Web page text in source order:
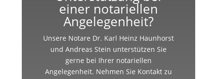
einer notariellen
Angelegenheit?
Unsere Notare Dr. Karl Heinz Haunhorst
und Andreas Stein unterstützen Sie
gerne bei Ihrer notariellen
Angelegenheit. Nehmen Sie Kontakt zu